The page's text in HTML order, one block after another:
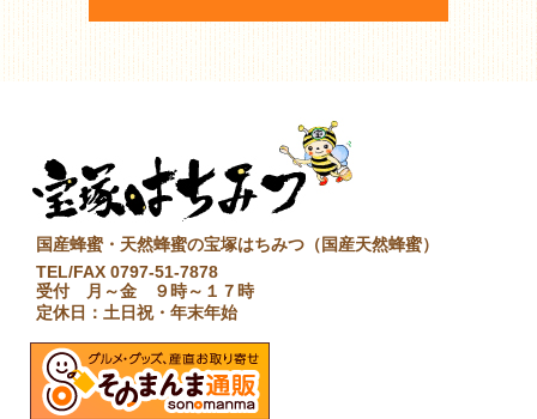
国産蜂蜜・天然蜂蜜の宝塚はちみつ（国産天然蜂蜜）
TEL/FAX 0797-51-7878
受付 月～金 ９時～１７時
定休日：土日祝・年末年始